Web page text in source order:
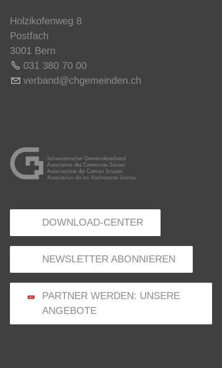
Holzikofenweg 8
Postfach
3001 Bern
031 380 70 00
v rb nd chg m nd n ch
DOWNLOAD-CENTER
NEWSLETTER ABONNIEREN
PARTNER WERDEN: UNSERE
ANGEBOTE